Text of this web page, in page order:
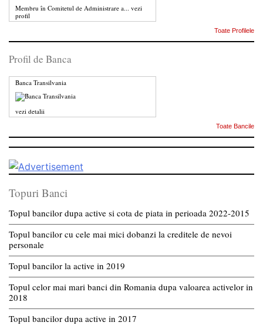
Membru în Comitetul de Administrare a... vezi
profil
Toate Profilele
Profil de Banca
Banca Transilvania
vezi detalii
Toate Bancile
Topuri Banci
Topul bancilor dupa active si cota de piata in perioada 2022-2015
Topul bancilor cu cele mai mici dobanzi la creditele de nevoi
personale
Topul bancilor la active in 2019
Topul celor mai mari banci din Romania dupa valoarea activelor in
2018
Topul bancilor dupa active in 2017